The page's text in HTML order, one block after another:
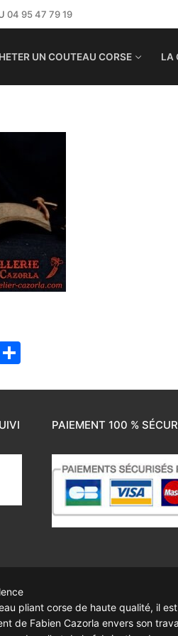
04 95 47 79 19
UN COUTEAU CORSE LA
PAIEMENT 100 %
pliant corse de haute qualité, il
de Fabien Cazorla envers son